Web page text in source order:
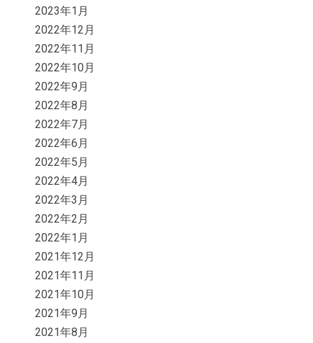
2023年1月
2022年12月
2022年11月
2022年10月
2022年9月
2022年8月
2022年7月
2022年6月
2022年5月
2022年4月
2022年3月
2022年2月
2022年1月
2021年12月
2021年11月
2021年10月
2021年9月
2021年8月